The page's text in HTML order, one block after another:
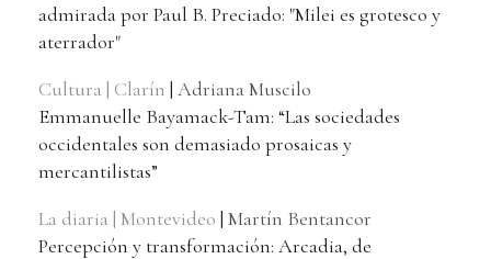
admirada por Paul B. Preciado: "Milei es grotesco y
aterrador"
Cultura | Clarín | Adriana Muscilo
Emmanuelle Bayamack-Tam: “Las sociedades
occidentales son demasiado prosaicas y
mercantilistas”
La diaria | Montevideo | Martín Bentancor
Percepción y transformación: Arcadia, de